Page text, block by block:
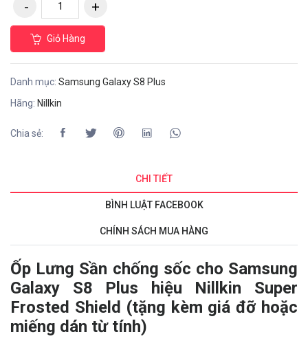
Giỏ Hàng
Danh mục: Samsung Galaxy S8 Plus
Hãng: Nillkin
Chia sẻ:
CHI TIẾT
BÌNH LUẬT FACEBOOK
CHÍNH SÁCH MUA HÀNG
Ốp Lưng Sần chống sốc cho Samsung
Galaxy S8 Plus hiệu Nillkin Super
Frosted Shield (tặng kèm giá đỡ hoặc
miếng dán từ tính)